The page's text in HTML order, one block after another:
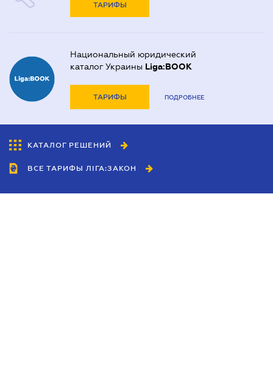
ТАРИФЫ
Национальный юридический
каталог Украины Liga:BOOK
ТАРИФЫ ПОДРОБНЕЕ
КАТАЛОГ РЕШЕНИЙ
ВСЕ ТАРИФЫ ЛІГА:ЗАКОН